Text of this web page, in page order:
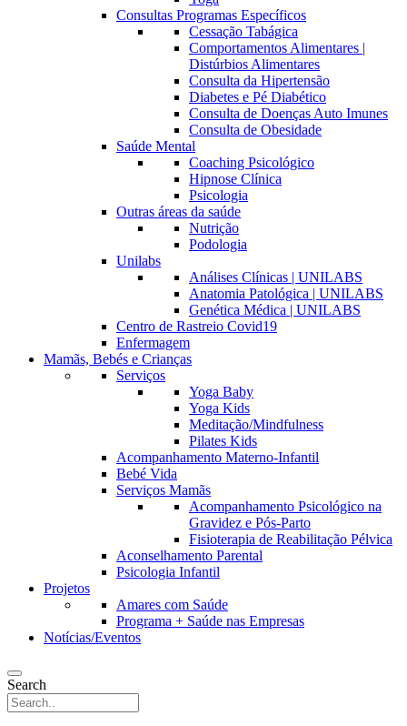
Consultas Programas Específicos
Cessação Tabágica
Comportamentos Alimentares |
Distúrbios Alimentares
Consulta da Hipertensão
Diabetes e Pé Diabético
Consulta de Doenças Auto Imunes
Consulta de Obesidade
Saúde Mental
Coaching Psicológico
Hipnose Clínica
Psicologia
Outras áreas da saúde
Nutrição
Podologia
Unilabs
Análises Clínicas | UNILABS
Anatomia Patológica | UNILABS
Genética Médica | UNILABS
Centro de Rastreio Covid19
Enfermagem
Mamãs, Bebés e Crianças
Serviços
Yoga Baby
Yoga Kids
Meditação/Mindfulness
Pilates Kids
Acompanhamento Materno-Infantil
Bebé Vida
Serviços Mamãs
Acompanhamento Psicológico na
Gravidez e Pós-Parto
Fisioterapia de Reabilitação Pélvica
Aconselhamento Parental
Psicologia Infantil
Projetos
Amares com Saúde
Programa + Saúde nas Empresas
Notícias/Eventos
Search